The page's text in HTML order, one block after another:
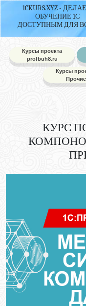
1CKURS.XYZ -
ОБУЧЕНИЕ 1С
ДОСТУПНЫМ ДЛЯ
Курсы проекта
profbuh8.ru
Курсы
Прочие
КУРС